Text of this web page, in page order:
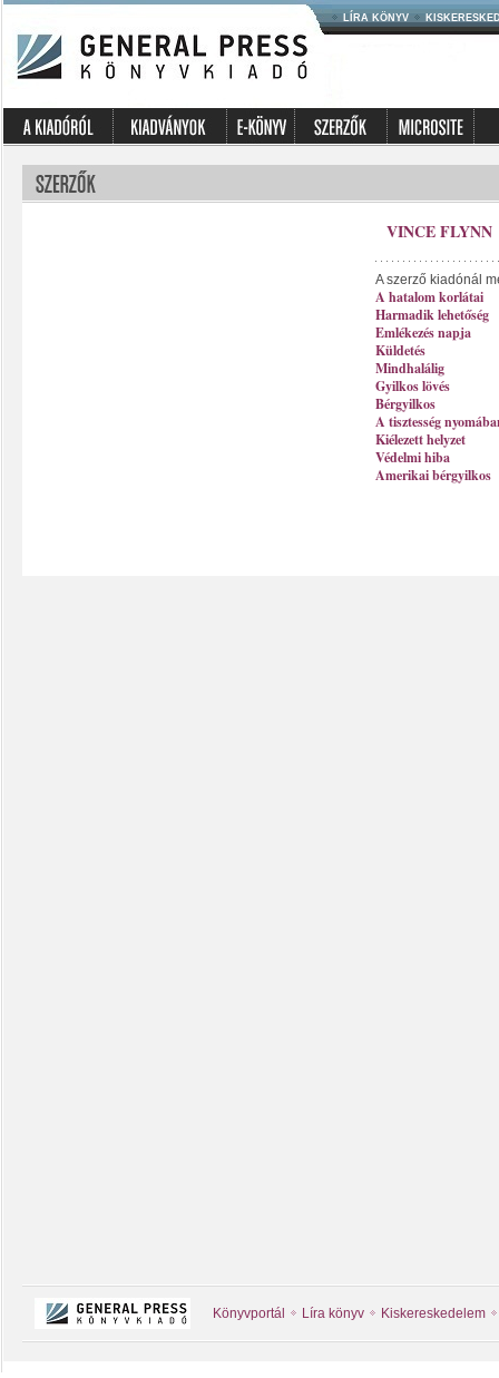
LÍRA KÖNYV
VINCE FLYNN
A szerző kiadónál
A hatalom korlátai
Harmadik lehetőség
Emlékezés napja
Küldetés
Mindhalálig
Gyilkos lövés
Bérgyilkos
A tisztesség
Kiélezett helyzet
Védelmi hiba
Amerikai bérgyilkos
Könyvportál Líra könyv Kiskereskedelem